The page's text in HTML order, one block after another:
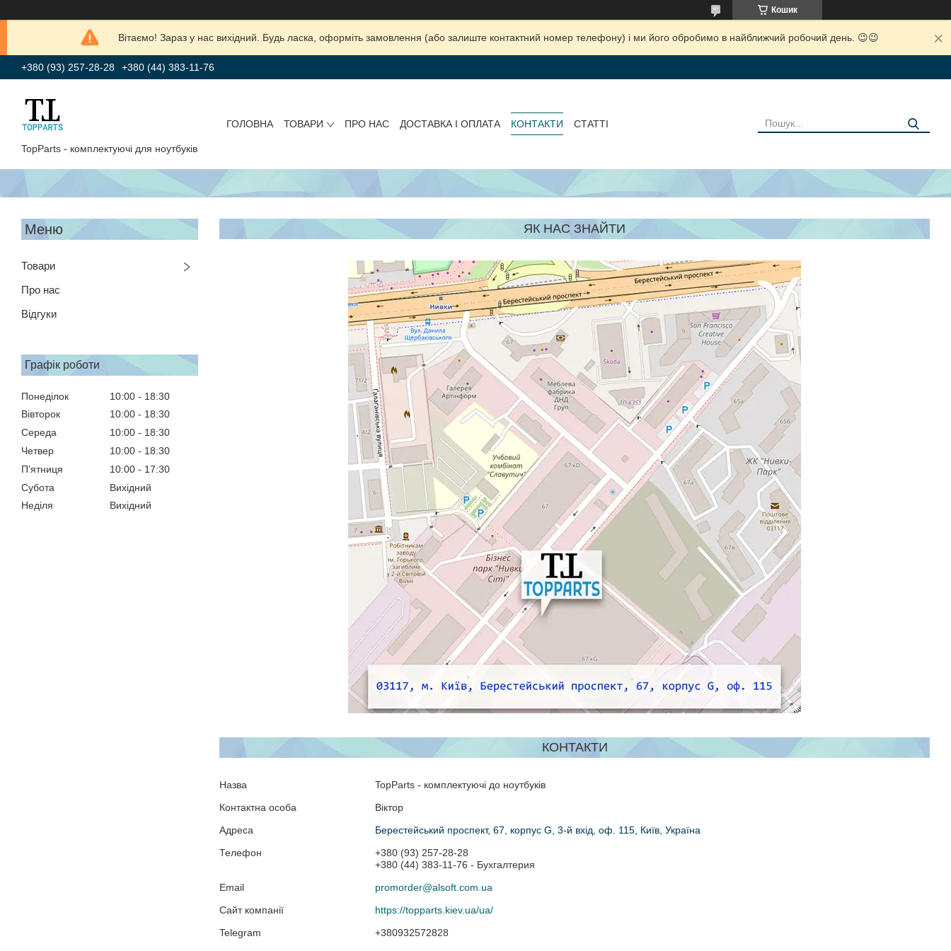
Кошик
Вітаємо! Зараз у нас вихідний. Будь ласка, оформіть замовлення (або залиште контактний номер телефону) і ми його обробимо в найближчий робочий день. 😉😉
+380 (93) 257-28-28 +380 (44) 383-11-76
TopParts - комплектуючі для ноутбуків
ГОЛОВНА ТОВАРИ ПРО НАС ДОСТАВКА І ОПЛАТА КОНТАКТИ СТАТТІ
Товари
Про нас
Відгуки
Графік роботи
Понеділок 10:00
18:30
Вівторок
10:00
18:30
Середа
10:00
18:30
Четвер
10:00
18:30
Пʼятниця
10:00
17:30
Субота
Вихідний
Неділя
Вихідний
ЯК НАС ЗНАЙТИ
КОНТАКТИ
TopParts - комплектуючі до ноутбуків
Віктор
Берестейський проспект, 67, корпус G, 3-й вхід, оф. 115, Київ, Україна
+380 (93) 257-28-28
+380 (44) 383-11-76
Бухгалтерия
promorder@alsoft.com.ua
https://topparts.kiev.ua/ua/
+380932572828